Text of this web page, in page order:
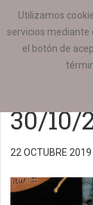
Utilizamos
servicios mediante
el botón de
ESTÁ AQUÍ:
30/10/
22 OCTUBRE 2019